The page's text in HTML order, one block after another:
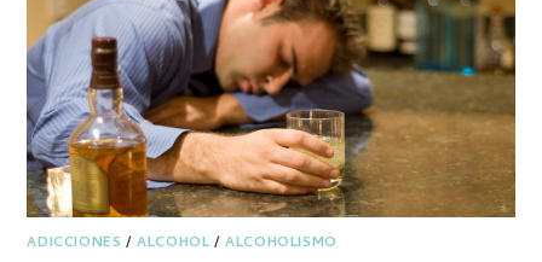
ADICCIONES /ALCOHOL /ALCOHOLISMO